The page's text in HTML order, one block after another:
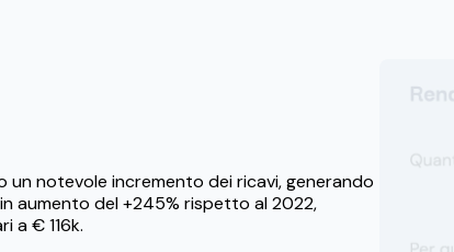
notevole incremento dei ricavi, generando
aumento del +245% rispetto al 2022,
a € 116k.